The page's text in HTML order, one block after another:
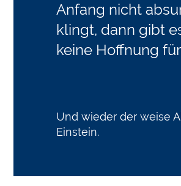
Anfang nicht
klingt, dann gibt
keine Hoffnung für
Und wieder der weise
Einstein.